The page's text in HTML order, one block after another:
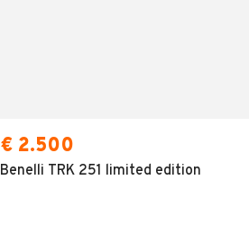
€ 2.500
Benelli TRK 251 limited edition